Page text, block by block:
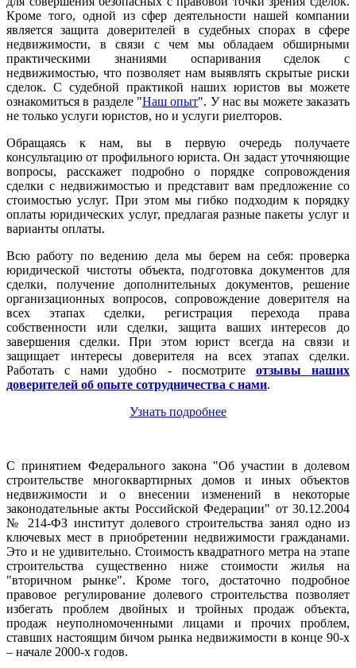
Кроме того, одной из сфер деятельности нашей компании
является защита доверителей в судебных спорах в сфере
недвижимости, в связи с чем мы обладаем обширными
практическими знаниями оспаривания сделок с
недвижимостью, что позволяет нам выявлять скрытые риски
сделок. С судебной практикой наших юристов вы можете
ознакомиться в разделе "Наш опыт". У нас вы можете заказать
не только услуги юристов, но и услуги риелторов.
Обращаясь к нам, вы в первую очередь получаете
консультацию от профильного юриста. Он задаст уточняющие
вопросы, расскажет подробно о порядке сопровождения
сделки с недвижимостью и представит вам предложение со
стоимостью услуг. При этом мы гибко подходим к порядку
оплаты юридических услуг, предлагая разные пакеты услуг и
варианты оплаты.
Всю работу по ведению дела мы берем на себя: проверка
юридической чистоты объекта, подготовка документов для
сделки, получение дополнительных документов, решение
организационных вопросов, сопровождение доверителя на
всех этапах сделки, регистрация перехода права
собственности или сделки, защита ваших интересов до
завершения сделки. При этом юрист всегда на связи и
защищает интересы доверителя на всех этапах сделки.
Работать с нами удобно - посмотрите отзывы наших
доверителей об опыте сотрудничества с нами.
Узнать подробнее
С принятием Федерального закона "Об участии в долевом
строительстве многоквартирных домов и иных объектов
недвижимости и о внесении изменений в некоторые
законодательные акты Российской Федерации" от 30.12.2004
№ 214-ФЗ институт долевого строительства занял одно из
ключевых мест в приобретении недвижимости гражданами.
Это и не удивительно. Стоимость квадратного метра на этапе
строительства существенно ниже стоимости жилья на
"вторичном рынке". Кроме того, достаточно подробное
правовое регулирование долевого строительства позволяет
избегать проблем двойных и тройных продаж объекта,
продаж неуполномоченными лицами и прочих проблем,
ставших настоящим бичом рынка недвижимости в конце 90-х
– начале 2000-х годов.